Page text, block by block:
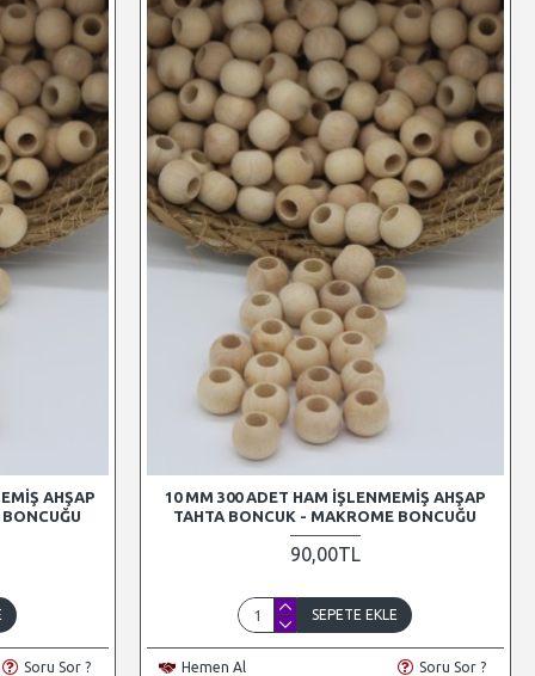
AHŞAP
Soru Sor ?
10 MM 300 ADET HAM İŞLENMEMIŞ AHŞAP
TAHTA BONCUK - MAKROME BONCUĞU
90,00TL
SEPETE EKLE
Hemen Al Soru Sor ?